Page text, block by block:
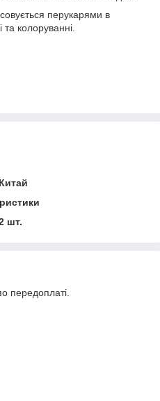
перукарями в
колоруванні.
Китай
шт.
передоплаті.